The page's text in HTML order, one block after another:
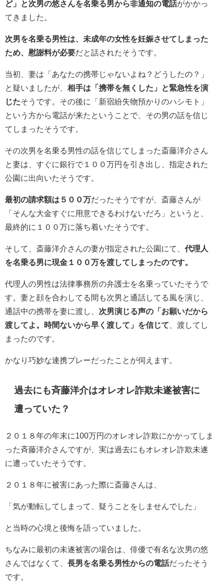
ど」と次男の悠さんを名乗る男から非通知の電話がかかっ
てきました。
次男を名乗る男性は、未成年の女性を妊娠させてしまった
ため、慰謝料が必要だと話されたそうです。
当初、妻は「あなたの携帯じゃないよね？どうしたの？」
と疑いましたが、 相手は「携帯を無くした」と緊急性を演
じたそうです。その後に「新宿紛失物預かりのハシモト」
という方から電話が来たということで、その男の話を信じ
てしまったそうです。
その次男を名乗る男性の話を信じてしまった斎藤洋介さん
と妻は、すぐに銀行で１００万円を引き出し、指定された
公園に出向いたそうです。
最初の請求額は５００万だったそうですが、斎藤さんが
「そんな大金すぐに用意できるわけないだろ」というと、
最終的に１００万に落ち着いたそうです。
そして、斎藤洋介さんの妻が指定された公園にて、 代理人
を名乗る男に現金１００万を渡してしまったのです。
代理人の男性は法律事務所の弁護士を名乗っていたそうで
す。妻と顔を合わしてる間も次男と通話してる風を演じ、
通話中の携帯を妻に渡し、 次男演じる声の「お願いだから
渡してよ。時間ないから早く渡して」を信じて 、渡してし
まったのです。
かなり巧妙な連携プレーだったことが伺えます。
過去にも斉藤洋介はオレオレ詐欺未遂被害に
遭っていた？
２０１８年の年末に100万円のオレオレ詐欺にかかってしま
った斉藤洋介さんですが、実は過去にもオレオレ詐欺未遂
に遭っていたそうです。
２０１８年に被害にあった際に斎藤さんは、
「気が動転してしまって、疑うことをしませんでした」
と当時の心境と後悔を語っていました。
ちなみに最初の未遂被害の場合は、俳優で有名な次男の悠
さんではなくて、 長男を名乗る男性からの電話だったそう
です。